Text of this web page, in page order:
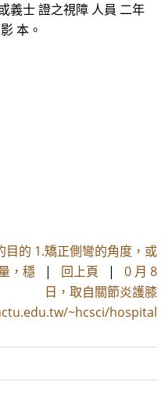
義士 證之視障 人員 二年
本。
目的 1.矯正側彎的角度，或
，穩 | 回上頁 | 0 月 8
日，取自關節炎護膝
~hcsci/hospital